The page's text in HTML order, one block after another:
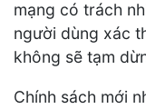
mạng có trách
người dùng xác
không sẽ tạm
Chính sách mới